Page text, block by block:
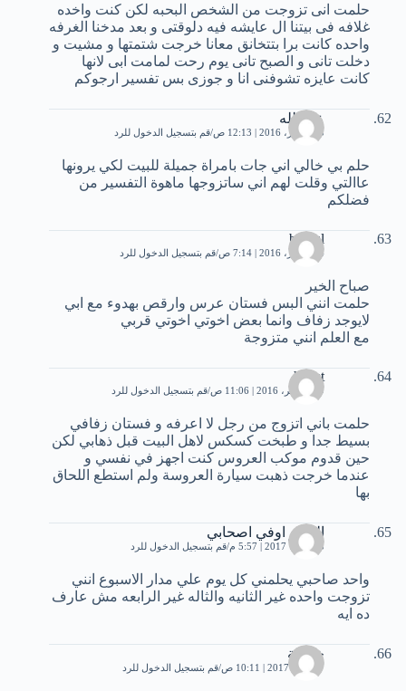
حلمت انى تزوجت من الشخص البحبه لكن كنت واخده
غلافه فى بيتنا ال عايشه فيه دلوقتى و بعد مدخنا الغرفه
واحده كانت برا بتتخانق معانا خرجت شتمتها و مشيت و
دخلت تانى و الصبح تانى يوم رحت لمامت ابى لانها
كانت عايزه تشوفنى انا و جوزى بس تفسير ارجوكم
عبد الله
13 أكتوبر، 2016 | 12:13 ص قم بتسجيل الدخول للرد
حلم بي خالي اني جات بامراة جميلة للبيت لكي يرونها
عاالتي وقلت لهم اني ساتزوجها ماهوة التفسير من
فضلكم
batoul
14 أكتوبر، 2016 | 7:14 ص قم بتسجيل الدخول للرد
صباح الخير
حلمت انني البس فستان عرس وارقص بهدوء مع ابي
لايوجد زفاف وانما بعض اخوتي اخوتي قربي
مع العلم انني متزوجة
hayet
19 نوفمبر، 2016 | 11:06 ص قم بتسجيل الدخول للرد
حلمت باني اتزوج من رجل لا اعرفه و فستان زفافي
بسيط جدا و طبخت كسكس لاهل البيت قبل ذهابي لكن
حين قدوم موكب العروس كنت اجهز في نفسي و
عندما خرجت ذهبت سيارة العروسة ولم استطع اللحاق
بها
السهر اوفي اصحابي
3 فبراير، 2017 | 5:57 م قم بتسجيل الدخول للرد
واحد صاحبي يحلمني كل يوم علي مدار الاسبوع انني
تزوجت واحده غير الثانيه والثاله غير الرابعه مش عارف
ده ايه
خديجة
7 أبريل، 2017 | 10:11 ص قم بتسجيل الدخول للرد